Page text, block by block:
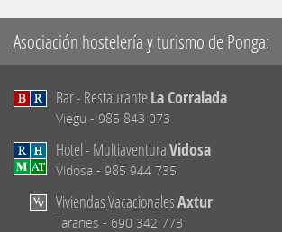
Asociación hostelería y turismo de Ponga:
Bar - RestauranteLa Corralada
Viegu - 985 843 073
Hotel - MultiaventuraVidosa
Vidosa - 985 944 735
Viviendas VacacionalesAxtur
Taranes - 690 342 773